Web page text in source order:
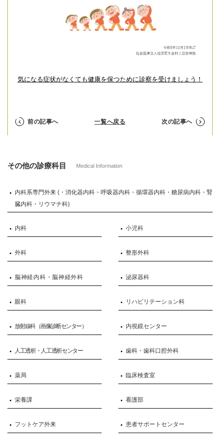
気になる症状がなくても健康を保つために診察を受けましょう！
前の記事へ 一覧へ戻る 次の記事へ
その他の診療科目 Medical Information
内科系専門外来 (・消化器内科・呼吸器内科・循環器内科・糖尿病内科・腎
臓内科・リウマチ科)
内科 小児科
外科 整形外科
脳神経内科・脳神経外科 泌尿器科
眼科 リハビリテーション科
放射線科（画像診断センター） 内視鏡センター
人工透析・人工透析センター 歯科・歯科口腔外科
薬局 臨床検査室
栄養課 看護部
フットケア外来 患者サポートセンター